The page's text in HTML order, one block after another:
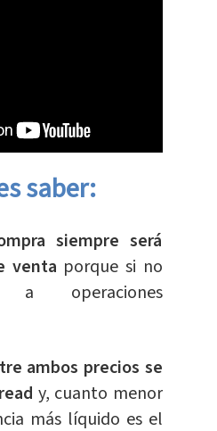
saber:
siempre será
venta porque si no
operaciones
ambos precios se
y, cuanto menor
más líquido es el